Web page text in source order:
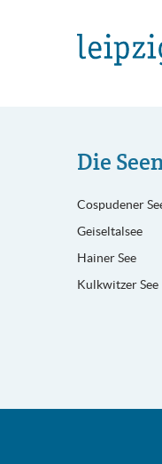
Die
Cospudener
Geiseltalsee
Hainer See
Kulkwitzer See